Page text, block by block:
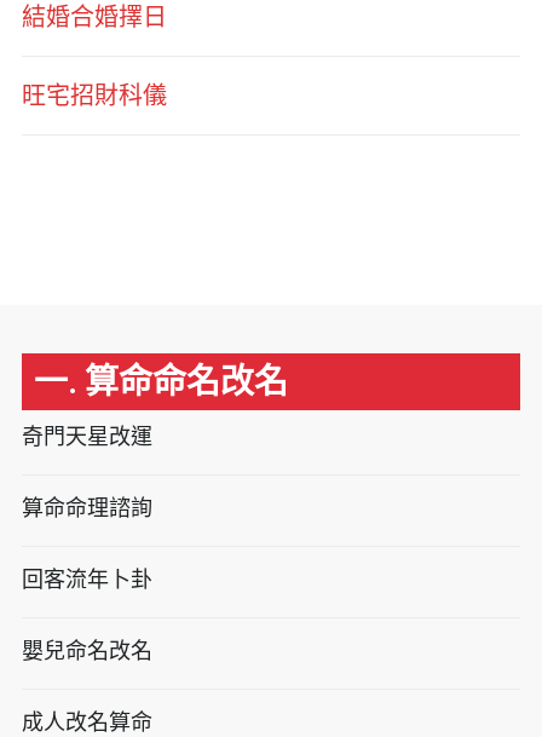
結婚合婚擇日
旺宅招財科儀
一. 算命命名改名
奇門天星改運
算命命理諮詢
回客流年卜卦
嬰兒命名改名
成人改名算命